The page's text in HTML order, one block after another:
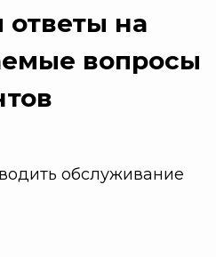
ответы на
вопросы
обслуживание